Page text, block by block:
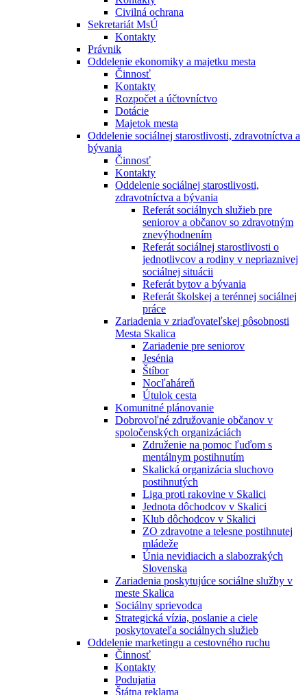
Civilná ochrana
Sekretariát MsÚ
Kontakty
Právnik
Oddelenie ekonomiky a majetku mesta
Činnosť
Kontakty
Rozpočet a účtovníctvo
Dotácie
Majetok mesta
Oddelenie sociálnej starostlivosti, zdravotníctva a
bývania
Činnosť
Kontakty
Oddelenie sociálnej starostlivosti,
zdravotníctva a bývania
Referát sociálnych služieb pre
seniorov a občanov so zdravotným
znevýhodnením
Referát sociálnej starostlivosti o
jednotlivcov a rodiny v nepriaznivej
sociálnej situácii
Referát bytov a bývania
Referát školskej a terénnej sociálnej
práce
Zariadenia v zriaďovateľskej pôsobnosti
Mesta Skalica
Zariadenie pre seniorov
Jesénia
Štíbor
Nocľaháreň
Útulok cesta
Komunitné plánovanie
Dobrovoľné združovanie občanov v
spoločenských organizáciách
Združenie na pomoc ľuďom s
mentálnym postihnutím
Skalická organizácia sluchovo
postihnutých
Liga proti rakovine v Skalici
Jednota dôchodcov v Skalici
Klub dôchodcov v Skalici
ZO zdravotne a telesne postihnutej
mládeže
Únia nevidiacich a slabozrakých
Slovenska
Zariadenia poskytujúce sociálne služby v
meste Skalica
Sociálny sprievodca
Strategická vízia, poslanie a ciele
poskytovateľa sociálnych služieb
Oddelenie marketingu a cestovného ruchu
Činnosť
Kontakty
Podujatia
Štátna reklama